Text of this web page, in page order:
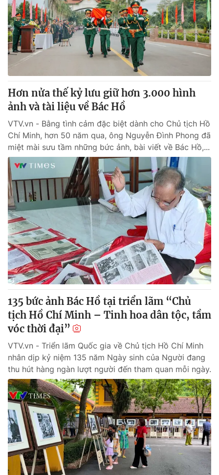
Hơn nửa thế kỷ lưu giữ hơn 3.000 hình
ảnh và tài liệu về Bác Hồ
VTV.vn - Bằng tình cảm đặc biệt dành cho Chủ tịch Hồ
Chí Minh, hơn 50 năm qua, ông Nguyễn Đình Phong đã
miệt mài sưu tầm những bức ảnh, bài viết về Bác Hồ,...
135 bức ảnh Bác Hồ tại triển lãm “Chủ
tịch Hồ Chí Minh – Tinh hoa dân tộc, tầm
vóc thời đại”
VTV.vn - Triển lãm Quốc gia về Chủ tịch Hồ Chí Minh
nhân dịp kỷ niệm 135 năm Ngày sinh của Người đang
thu hút hàng ngàn lượt người đến tham quan mỗi ngày.